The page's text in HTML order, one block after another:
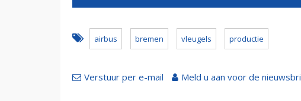
airbus bremen vleugels productie
Verstuur per e-mail Meld u aan voor de